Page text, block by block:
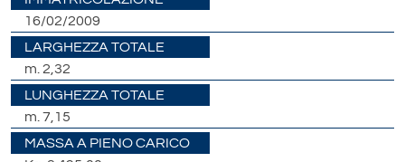
16/02/2009
LARGHEZZA TOTALE
m. 2,32
LUNGHEZZA TOTALE
m. 7,15
MASSA A PIENO CARICO